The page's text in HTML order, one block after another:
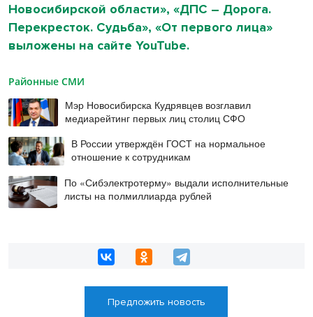
Новосибирской области», «ДПС – Дорога.
Перекресток. Судьба», «От первого лица»
выложены на сайте YouTube.
Районные СМИ
Мэр Новосибирска Кудрявцев возглавил
медиарейтинг первых лиц столиц СФО
В России утверждён ГОСТ на нормальное
отношение к сотрудникам
По «Сибэлектротерму» выдали исполнительные
листы на полмиллиарда рублей
Предложить новость